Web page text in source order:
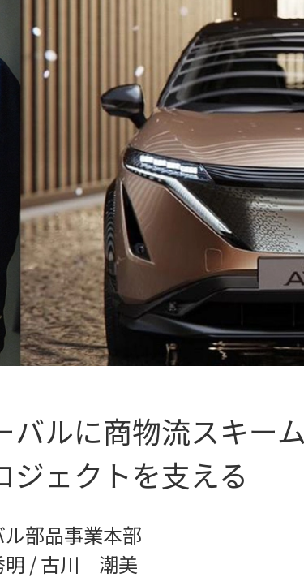
部品事業
目指すもの
バルに商物流スキー
ジェクトを支える
部品事業本部
/ 古川 潮美